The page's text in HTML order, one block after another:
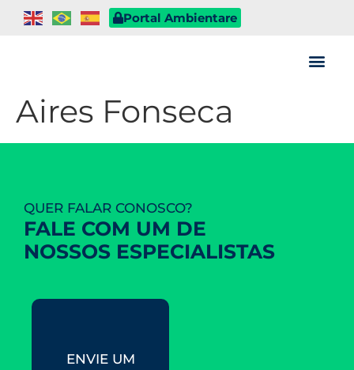
Portal Ambientare
Aires Fonseca
QUER FALAR CONOSCO?
FALE COM UM DE
NOSSOS ESPECIALISTAS
ENVIE UM